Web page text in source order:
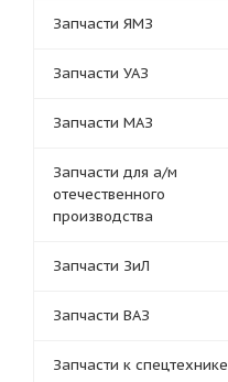
Запчасти ЯМЗ
Запчасти УАЗ
Запчасти МАЗ
Запчасти для а/м
отечественного
производства
Запчасти ЗиЛ
Запчасти ВАЗ
Запчасти к спецтехнике